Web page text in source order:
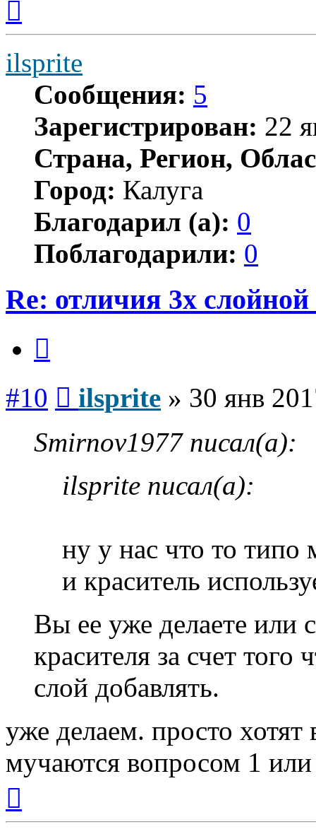
началу
ilsprite
Сообщения: 5
Зарегистрирован: 22
Страна, Регион,
Город: Калуга
Благодарил (а): 0
Поблагодарили: 0
Re: отличия 3х
#10 ilsprite » 30 янв
Smirnov1977 писал(а):
ilsprite писал(а):
ну у нас что то
и краситель
Вы ее уже делаете или
красителя за счет
слой добавлять.
уже делаем. просто хотят
мучаются вопросом 1
началу